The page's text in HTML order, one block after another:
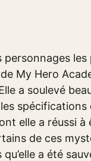
personnages les
My Hero
a soulevé
spécifications
elle a réussi à
de ces
qu’elle a été